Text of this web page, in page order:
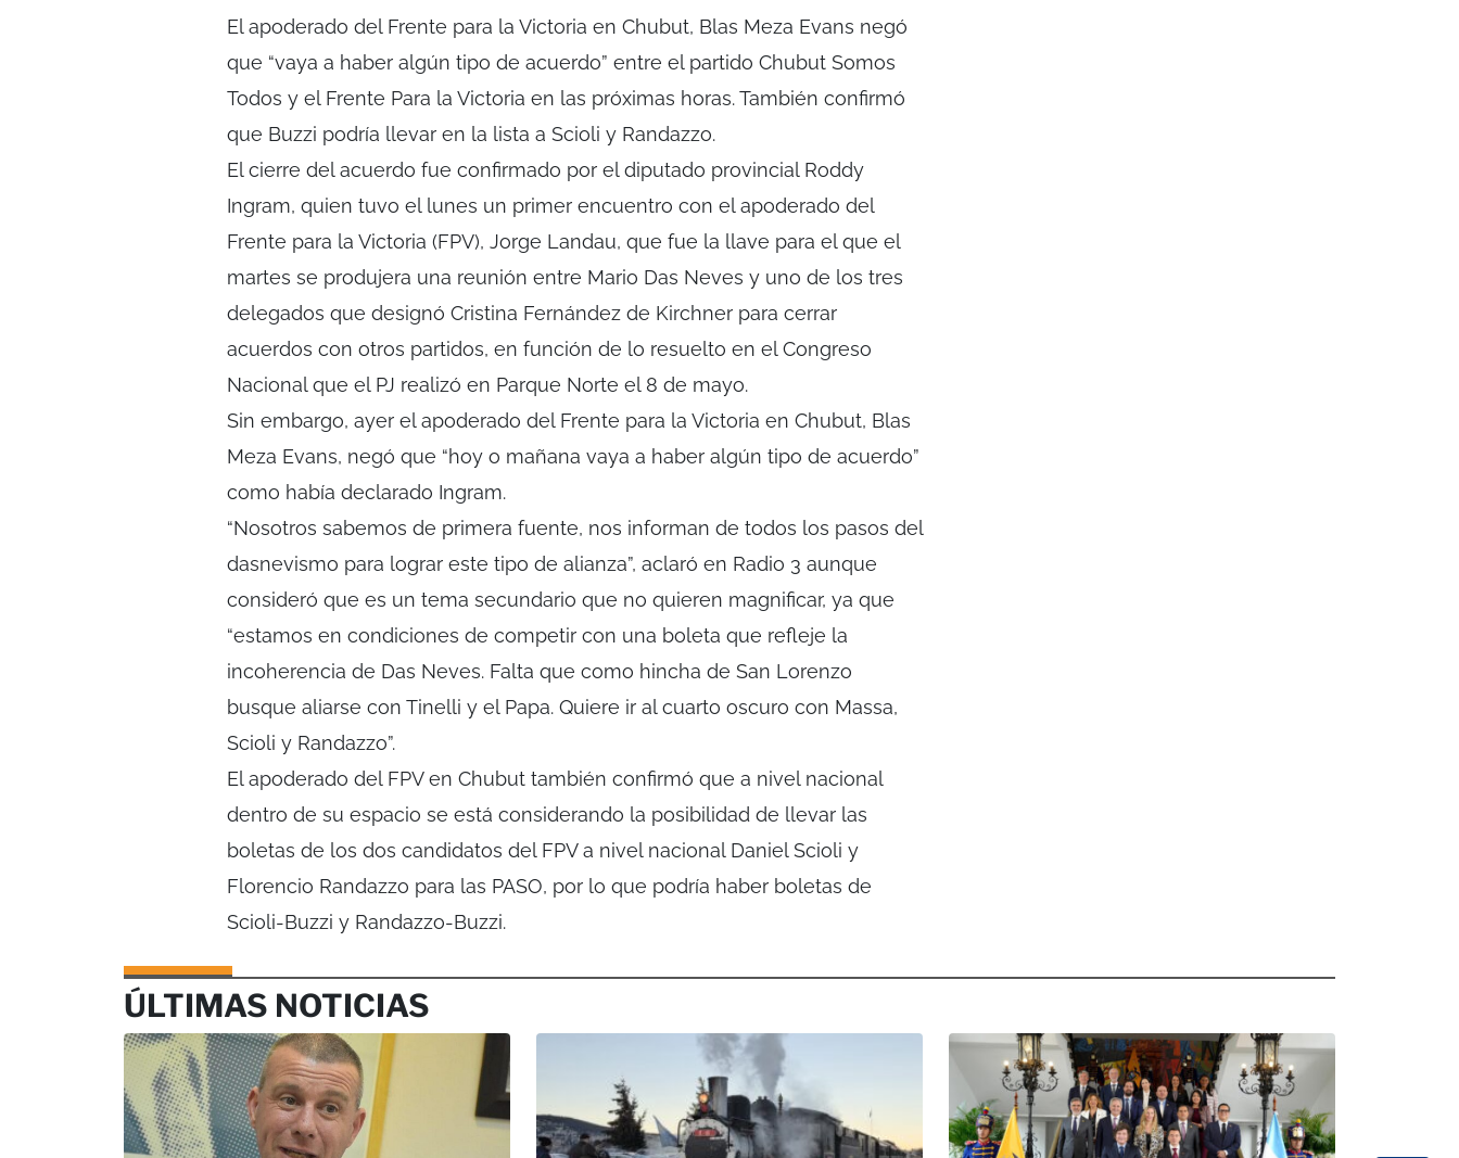
El apoderado del Frente para la Victoria en Chubut, Blas Meza Evans negó
que “vaya a haber algún tipo de acuerdo” entre el partido Chubut Somos
Todos y el Frente Para la Victoria en las próximas horas. También confirmó
que Buzzi podría llevar en la lista a Scioli y Randazzo.
El cierre del acuerdo fue confirmado por el diputado provincial Roddy
Ingram, quien tuvo el lunes un primer encuentro con el apoderado del
Frente para la Victoria (FPV), Jorge Landau, que fue la llave para el que el
martes se produjera una reunión entre Mario Das Neves y uno de los tres
delegados que designó Cristina Fernández de Kirchner para cerrar
acuerdos con otros partidos, en función de lo resuelto en el Congreso
Nacional que el PJ realizó en Parque Norte el 8 de mayo.
Sin embargo, ayer el apoderado del Frente para la Victoria en Chubut, Blas
Meza Evans, negó que “hoy o mañana vaya a haber algún tipo de acuerdo”
como había declarado Ingram.
“Nosotros sabemos de primera fuente, nos informan de todos los pasos del
dasnevismo para lograr este tipo de alianza”, aclaró en Radio 3 aunque
consideró que es un tema secundario que no quieren magnificar, ya que
“estamos en condiciones de competir con una boleta que refleje la
incoherencia de Das Neves. Falta que como hincha de San Lorenzo
busque aliarse con Tinelli y el Papa. Quiere ir al cuarto oscuro con Massa,
Scioli y Randazzo”.
El apoderado del FPV en Chubut también confirmó que a nivel nacional
dentro de su espacio se está considerando la posibilidad de llevar las
boletas de los dos candidatos del FPV a nivel nacional Daniel Scioli y
Florencio Randazzo para las PASO, por lo que podría haber boletas de
Scioli-Buzzi y Randazzo-Buzzi.
ÚLTIMAS NOTICIAS